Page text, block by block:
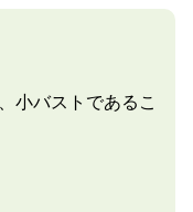
小バストであるこ